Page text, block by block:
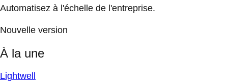
Automatisez à l'échelle de l'entreprise.
Nouvelle version
À la une
Lightwell